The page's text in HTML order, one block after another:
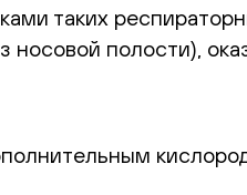
таких
полости),